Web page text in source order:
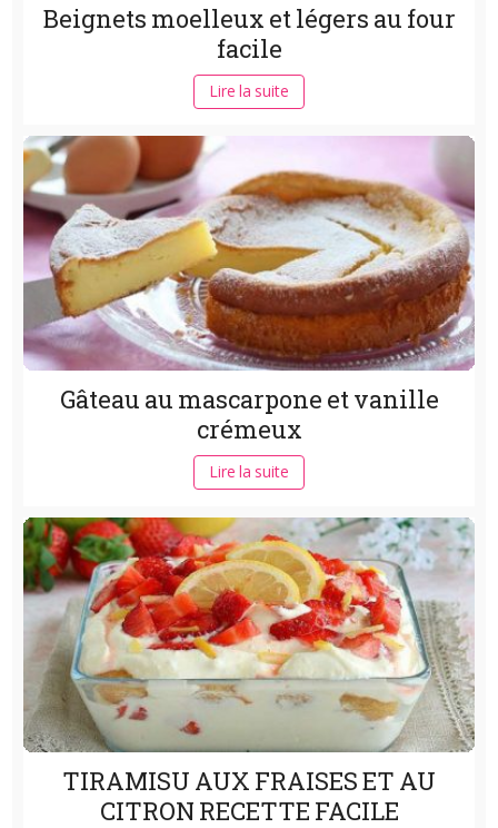
Beignets moelleux et légers au four
facile
Lire la suite
Gâteau au mascarpone et vanille
crémeux
Lire la suite
TIRAMISU AUX FRAISES ET AU
CITRON RECETTE FACILE